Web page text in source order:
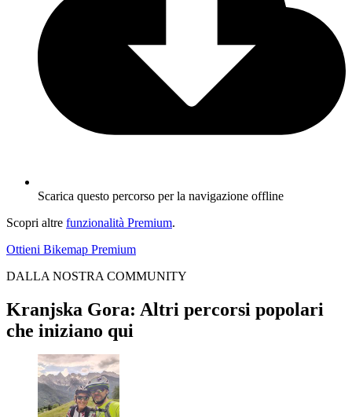
Scarica questo percorso per la navigazione offline
Scopri altre funzionalità Premium.
Ottieni Bikemap Premium
DALLA NOSTRA COMMUNITY
Kranjska Gora: Altri percorsi popolari
che iniziano qui